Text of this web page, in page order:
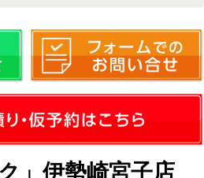
車検サービ
安さの構造
20年50万キ
崎宮子店